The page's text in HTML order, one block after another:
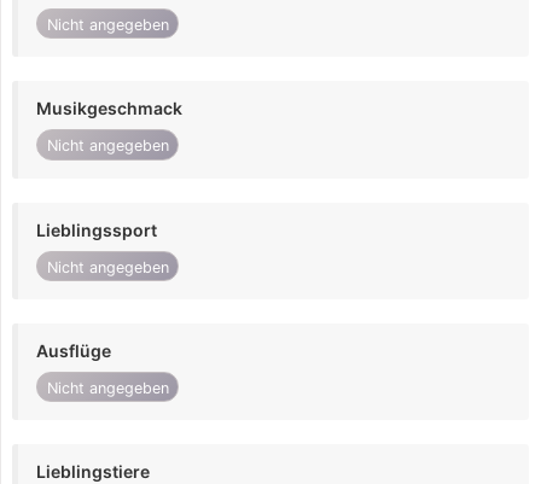
Nicht angegeben
Musikgeschmack
Nicht angegeben
Lieblingssport
Nicht angegeben
Ausflüge
Nicht angegeben
Lieblingstiere